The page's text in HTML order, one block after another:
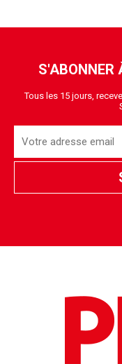
S'ABONNER
Tous les 15 jours,